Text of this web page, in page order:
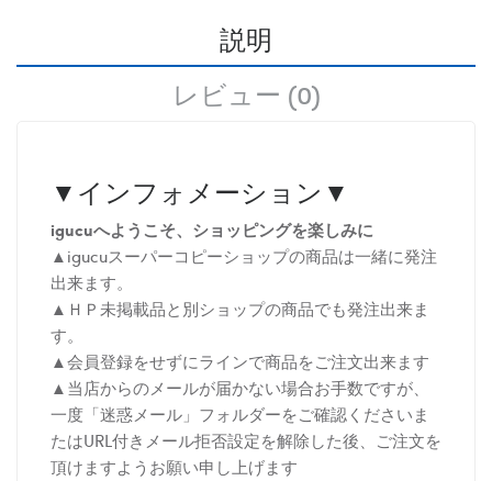
説明
レビュー (0)
▼インフォメーション▼
igucuへようこそ、ショッピングを楽しみに
▲igucuスーパーコピーショップの商品は一緒に発注
出来ます。
▲ＨＰ未掲載品と別ショップの商品でも発注出来ま
す。
▲会員登録をせずにラインで商品をご注文出来ます
▲当店からのメールが届かない場合お手数ですが、
一度「迷惑メール」フォルダーをご確認くださいま
たはURL付きメール拒否設定を解除した後、ご注文を
頂けますようお願い申し上げます